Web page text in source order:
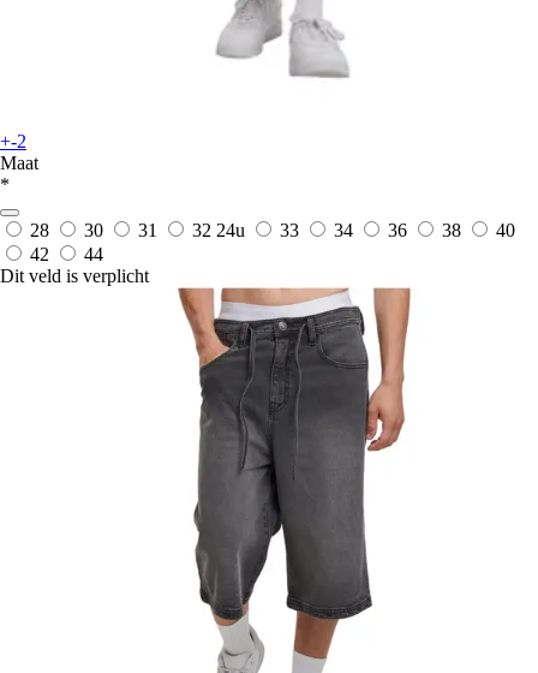
+-2
Maat
*
28 30 31 32 24u 33 34 36 38
40
42
44
Dit veld is verplicht